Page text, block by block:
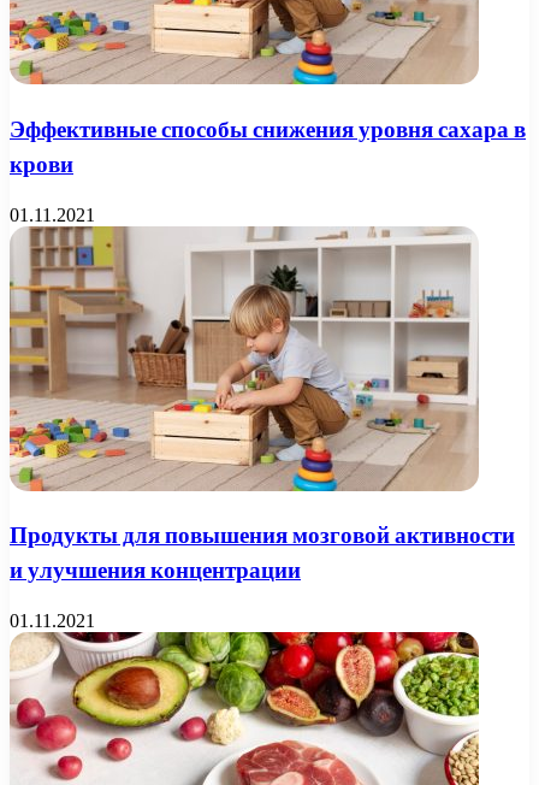
Эффективные способы снижения уровня сахара в
крови
01.11.2021
Продукты для повышения мозговой активности
и улучшения концентрации
01.11.2021